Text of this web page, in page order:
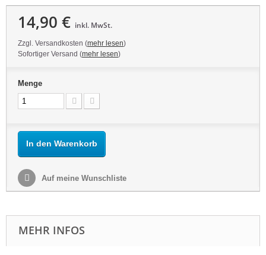
14,90 € inkl. MwSt.
Zzgl. Versandkosten (mehr lesen)
Sofortiger Versand (mehr lesen)
Menge
In den Warenkorb
Auf meine Wunschliste
MEHR INFOS